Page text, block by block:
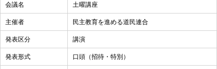
会議名 土曜講座
主催者 民主教育を進める道民連合
発表区分 講演
発表形式 口頭（招待・特別）